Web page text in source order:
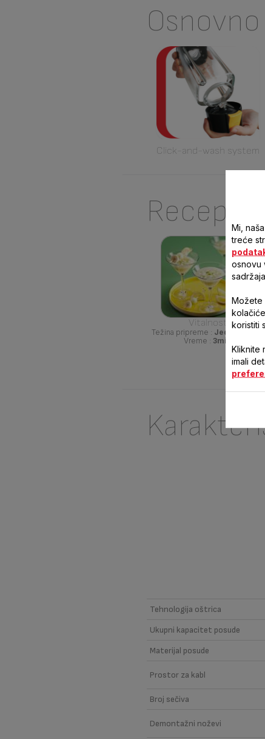
Osnovno
Click-and-wash system
Recepti
Vitalnost
Težina pripreme : Jednostavno
Vreme : 3min
Tehnologija oštrica
Ukupni kapacitet posude
Materijal posude
Prostor za kabl
Broj sečiva
Demontažni noževi
Mi,
treće
osnovu
Možete
koristiti
Kliknite
imali